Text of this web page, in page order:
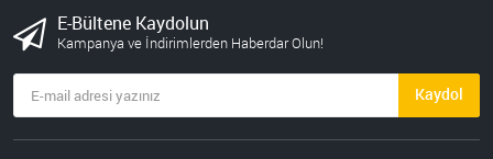
E-Bültene Kaydolun
Kampanya ve İndirimlerden Haberdar Olun!
Kaydol